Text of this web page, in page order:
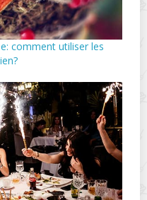
comment utiliser les